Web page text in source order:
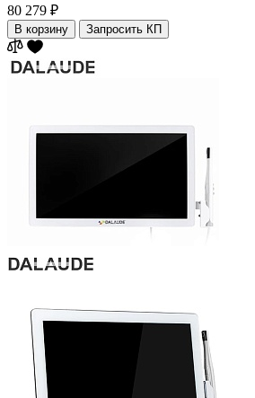
80 279 ₽
В корзину Запросить КП